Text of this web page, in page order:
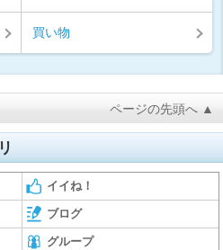
買い物
ページの先頭へ ▲
イイね！
ブログ
グループ